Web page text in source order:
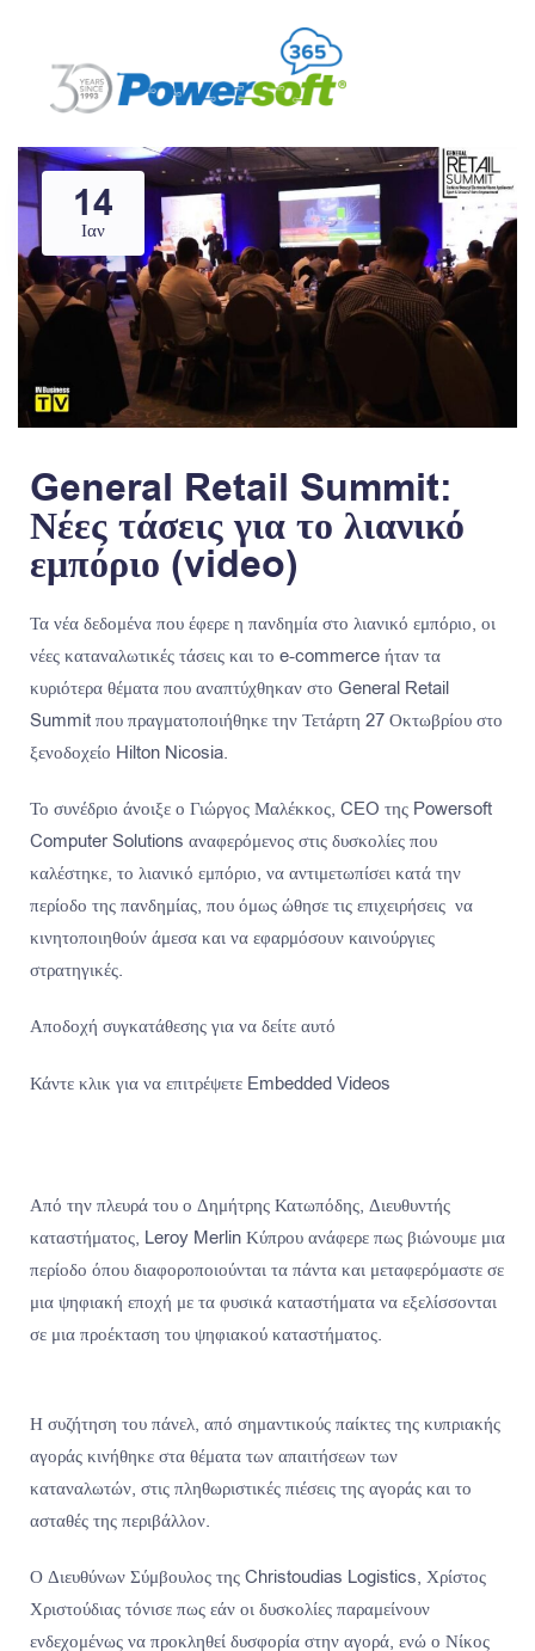
14
Ιαν
General Retail Summit:
Νέες τάσεις για το λιανικό
εμπόριο (video)
Τα νέα δεδομένα που έφερε η πανδημία στο λιανικό εμπόριο, οι
νέες καταναλωτικές τάσεις και το e-commerce ήταν τα
κυριότερα θέματα που αναπτύχθηκαν στο General Retail
Summit που πραγματοποιήθηκε την Τετάρτη 27 Οκτωβρίου στο
ξενοδοχείο Hilton Nicosia.
Το συνέδριο άνοιξε ο Γιώργος Μαλέκκος, CEO της Powersoft
Computer Solutions αναφερόμενος στις δυσκολίες που
καλέστηκε, το λιανικό εμπόριο, να αντιμετωπίσει κατά την
περίοδο της πανδημίας, που όμως ώθησε τις επιχειρήσεις να
κινητοποιηθούν άμεσα και να εφαρμόσουν καινούργιες
στρατηγικές.
Αποδοχή συγκατάθεσης για να δείτε αυτό
Κάντε κλικ για να επιτρέψετε Embedded Videos
Από την πλευρά του ο Δημήτρης Κατωπόδης, Διευθυντής
καταστήματος, Leroy Merlin Κύπρου ανάφερε πως βιώνουμε μια
περίοδο όπου διαφοροποιούνται τα πάντα και μεταφερόμαστε σε
μια ψηφιακή εποχή με τα φυσικά καταστήματα να εξελίσσονται
σε μια προέκταση του ψηφιακού καταστήματος.
Η συζήτηση του πάνελ, από σημαντικούς παίκτες της κυπριακής
αγοράς κινήθηκε στα θέματα των απαιτήσεων των
καταναλωτών, στις πληθωριστικές πιέσεις της αγοράς και το
ασταθές της περιβάλλον.
Ο Διευθύνων Σύμβουλος της Christoudias Logistics, Χρίστος
Χριστούδιας τόνισε πως εάν οι δυσκολίες παραμείνουν
ενδεχομένως να προκληθεί δυσφορία στην αγορά, ενώ ο Νίκος